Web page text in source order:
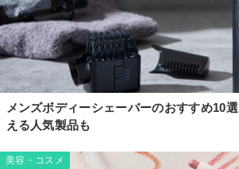
メンズボディーシェーバーのおすすめ10
える人気製品も
美容・コスメ